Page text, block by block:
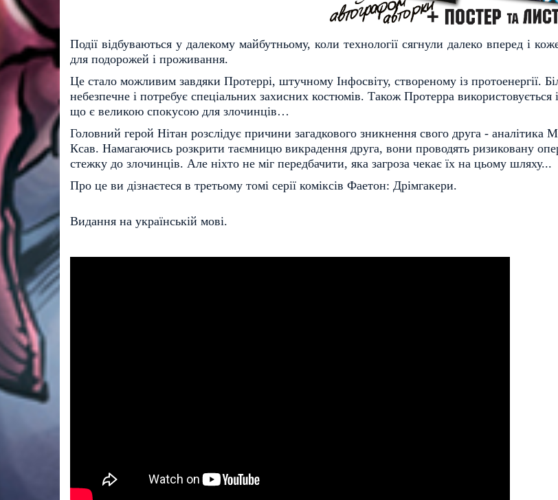
Події відбуваються у далекому майбутньому, коли технології сягнули далеко вперед і
для подорожей і проживання.
Це стало можливим завдяки Протеррі, штучному Інфосвіту, створеному із протоенергії.
небезпечне і потребує спеціальних захисних костюмів. Також Протерра використовується
що є великою спокусою для злочинців…
Головний герой Нітан розслідує причини загадкового зникнення свого друга -
Ксав. Намагаючись розкрити таємницю викрадення друга, вони проводять ризиковану
стежку до злочинців. Але ніхто не міг передбачити, яка загроза чекає їх на цьому шляху...
Про це ви дізнаєтеся в третьому томі серії коміксів Фаетон: Дрімгакери.
Видання на українській мові.